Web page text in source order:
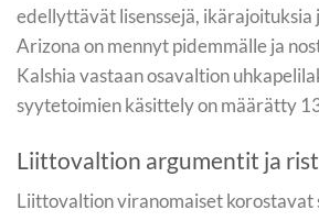
edellyttävät lisenssejä, ikärajoituksia
Arizona on mennyt pidemmälle ja
Kalshia vastaan osavaltion
syytetoimien käsittely on määrätty
Liittovaltion argumentit ja
Liittovaltion viranomaiset korostavat